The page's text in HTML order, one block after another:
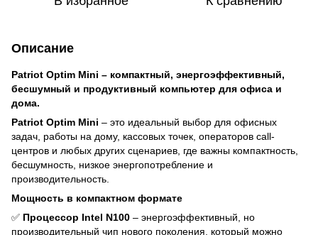
Описание
Patriot Optim Mini – компактный, энергоэффективный,
бесшумный и продуктивный компьютер для офиса и
дома.
Patriot Optim Mini – это идеальный выбор для офисных
задач, работы на дому, кассовых точек, операторов call-
центров и любых других сценариев, где важны компактность,
бесшумность, низкое энергопотребление и
производительность.
Мощность в компактном формате
✅ Процессор Intel N100 – энергоэффективный, но
производительный чип нового поколения, который можно